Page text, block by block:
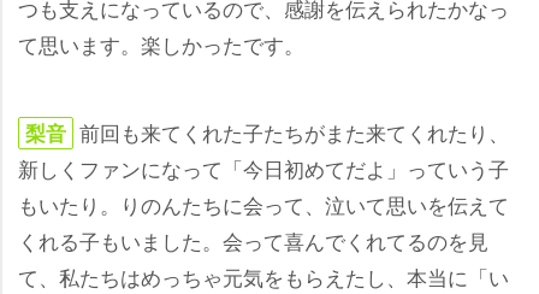
つも支えになっているので、感謝を伝えられたかなっ
て思います。楽しかったです。
梨音 前回も来てくれた子たちがまた来てくれたり、
新しくファンになって「今日初めてだよ」っていう子
もいたり。りのんたちに会って、泣いて思いを伝えて
くれる子もいました。会って喜んでくれてるのを見
て、私たちはめっちゃ元気をもらえたし、本当に「い